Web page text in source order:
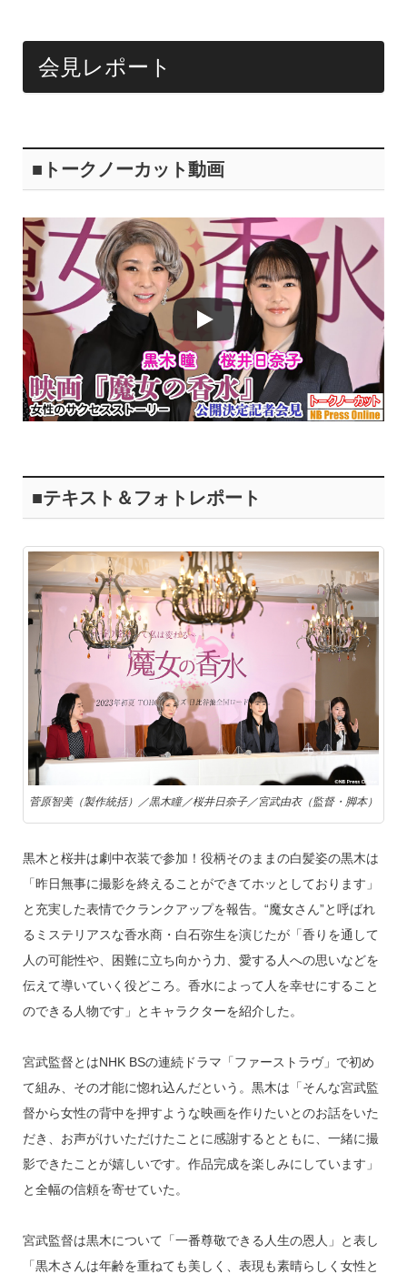
会見レポート
■トークノーカット動画
■テキスト＆フォトレポート
菅原智美（製作統括）／黒木瞳／桜井日奈子／宮武由衣（監督・脚本）
黒木と桜井は劇中衣装で参加！役柄そのままの白髪姿の黒木は
「昨日無事に撮影を終えることができてホッとしております」
と充実した表情でクランクアップを報告。“魔女さん”と呼ばれ
るミステリアスな香水商・白石弥生を演じたが「香りを通して
人の可能性や、困難に立ち向かう力、愛する人への思いなどを
伝えて導いていく役どころ。香水によって人を幸せにすること
のできる人物です」とキャラクターを紹介した。
宮武監督とはNHK BSの連続ドラマ「ファーストラヴ」で初め
て組み、その才能に惚れ込んだという。黒木は「そんな宮武監
督から女性の背中を押すような映画を作りたいとのお話をいた
だき、お声がけいただけたことに感謝するとともに、一緒に撮
影できたことが嬉しいです。作品完成を楽しみにしています」
と全幅の信頼を寄せていた。
宮武監督は黒木について「一番尊敬できる人生の恩人」と表し
「黒木さんは年齢を重ねても美しく、表現も素晴らしく女性と